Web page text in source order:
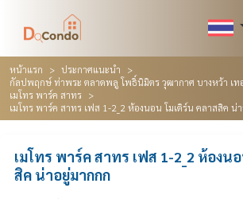
หน้าแรก
ประกาศแนะนำ
กัลปพฤกษ์ ท่าพระ ตลาดพลู โพธิ์นิมิตร วุฒากาศ บางหว้า เท
เมโทร พาร์ค สาทร
เมโทร พาร์ค สาทร เฟส 1-2_2 ห้องนอน โมเดิร์น คลาสสิค น่
เมโทร พาร์ค สาทร เฟส 1-2_2 ห้องน
สิค น่าอยู่มากกก